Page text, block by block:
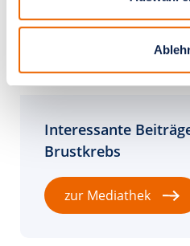
Interessante
Brustkrebs
zur Mediathek